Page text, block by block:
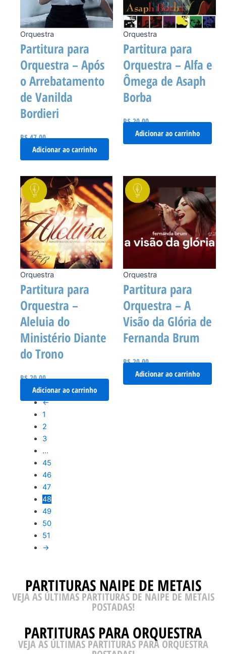
Orquestra
Partitura para
Orquestra – Após
o Arrebatamento
de Vanilda
Bordieri
R$47,00
Adicionar ao carrinho
Orquestra
Partitura para
Orquestra – Alfa e
Ômega de Asaph
Borba
R$20,00
Adicionar ao carrinho
Orquestra
Partitura para
Orquestra –
Aleluia do
Ministério Diante
do Trono
R$20,00
Adicionar ao carrinho
Orquestra
Partitura para
Orquestra – A
Visão da Glória de
Fernanda Brum
R$20,00
Adicionar ao carrinho
←
1
2
3
…
45
46
47
48
49
50
51
→
PARTITURAS NAIPE DE METAIS
VEJA AS ÚLTIMAS PARTITURAS DE NAIPE DE METAIS
POSTADAS!
PARTITURAS PARA ORQUESTRA
VEJA AS ÚLTIMAS PARTITURAS PARA ORQUESTRA